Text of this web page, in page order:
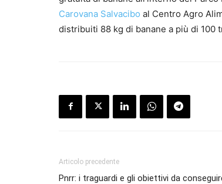
Carovana Salvacibo al Centro Agro
distribuiti 88 kg di banane a più di 100
Articolo precedente
Pnrr: i traguardi e gli obiettivi da